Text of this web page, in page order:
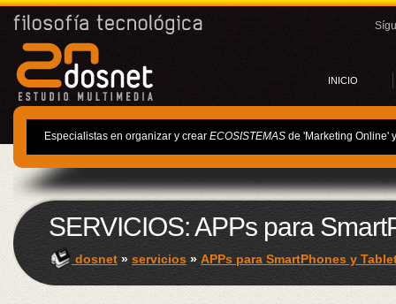
INICIO
Especialistas en organizar y crear ECOSISTEMAS de 'Marketing Online'
SERVICIOS: APPs para
dosnet » servicios » APPs para SmartPhones y